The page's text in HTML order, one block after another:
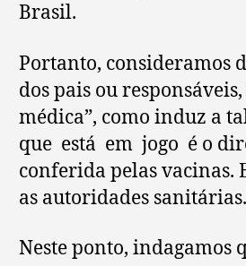
Brasil.
Portanto, consideramos
dos pais ou
médica”, como induz a
que está em jogo é o
conferida pelas vacinas.
as autoridades sanitárias.
Neste ponto, indagamos